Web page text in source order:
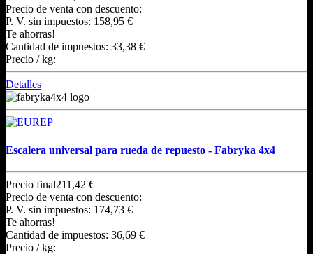
Precio de venta con descuento:
P. V. sin impuestos: 158,95 €
Te ahorras!
Cantidad de impuestos: 33,38 €
Precio / kg:
Detalles
Escalera universal para rueda de repuesto - Fabryka 4x4
Precio final211,42 €
Precio de venta con descuento:
P. V. sin impuestos: 174,73 €
Te ahorras!
Cantidad de impuestos: 36,69 €
Precio / kg: